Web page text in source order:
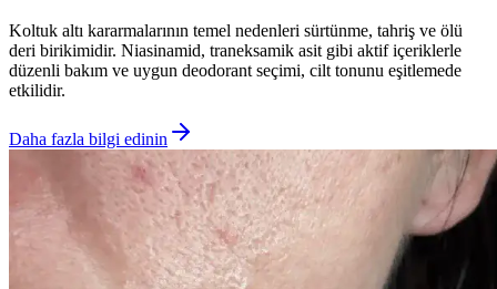
Koltuk altı kararmalarının temel nedenleri sürtünme, tahriş ve ölü
deri birikimidir. Niasinamid, traneksamik asit gibi aktif içeriklerle
düzenli bakım ve uygun deodorant seçimi, cilt tonunu eşitlemede
etkilidir.
Daha fazla bilgi edinin